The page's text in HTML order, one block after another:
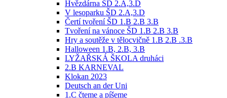
Hvězdárna ŠD 2.A,3.D
V lesoparku ŠD 2.A,3.D
Čertí tvoření ŠD 1.B 2.B 3.B
Tvoření na vánoce ŠD 1.B 2.B 3.B
Hry a soutěže v tělocvičně 1.B 2.B .3.B
Halloween 1.B, 2.B, 3.B
LYŽAŘSKÁ ŠKOLA druháci
2.B KARNEVAL
Klokan 2023
Deutsch an der Uni
1.C čteme a píšeme